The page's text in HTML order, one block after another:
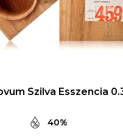
Szilva Esszencia
40%